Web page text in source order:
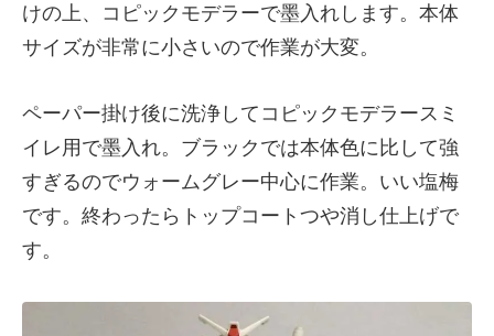
けの上、コピックモデラーで墨入れします。本体
サイズが非常に小さいので作業が大変。
ペーパー掛け後に洗浄してコピックモデラースミ
イレ用で墨入れ。ブラックでは本体色に比して強
すぎるのでウォームグレー中心に作業。いい塩梅
です。終わったらトップコートつや消し仕上げで
す。